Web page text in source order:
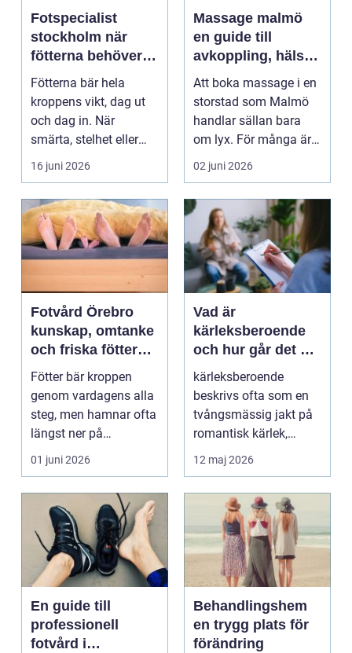
Fotspecialist
stockholm när
fötterna behöver
mer än vila
Fötterna bär hela
kroppens vikt, dag ut
och dag in. När
smärta, stelhet eller
felställningar uppstår...
16 juni 2026
Massage malmö
en guide till
avkoppling, hälsa
och välmående
Att boka massage i en
storstad som Malmö
handlar sällan bara
om lyx. För många är
det ett sätt att h...
02 juni 2026
Fotvård Örebro
kunskap, omtanke
och friska fötter
året runt
Fötter bär kroppen
genom vardagens alla
steg, men hamnar ofta
längst ner på
prioriteringslistan.
Mån...
01 juni 2026
Vad är
kärleksberoende
och hur går det att
bryta mönstret?
kärleksberoende
beskrivs ofta som en
tvångsmässig jakt på
romantisk kärlek,
närhet eller
bekräftelse...
12 maj 2026
En guide till
professionell
fotvård i
Behandlingshem
en trygg plats för
förändring